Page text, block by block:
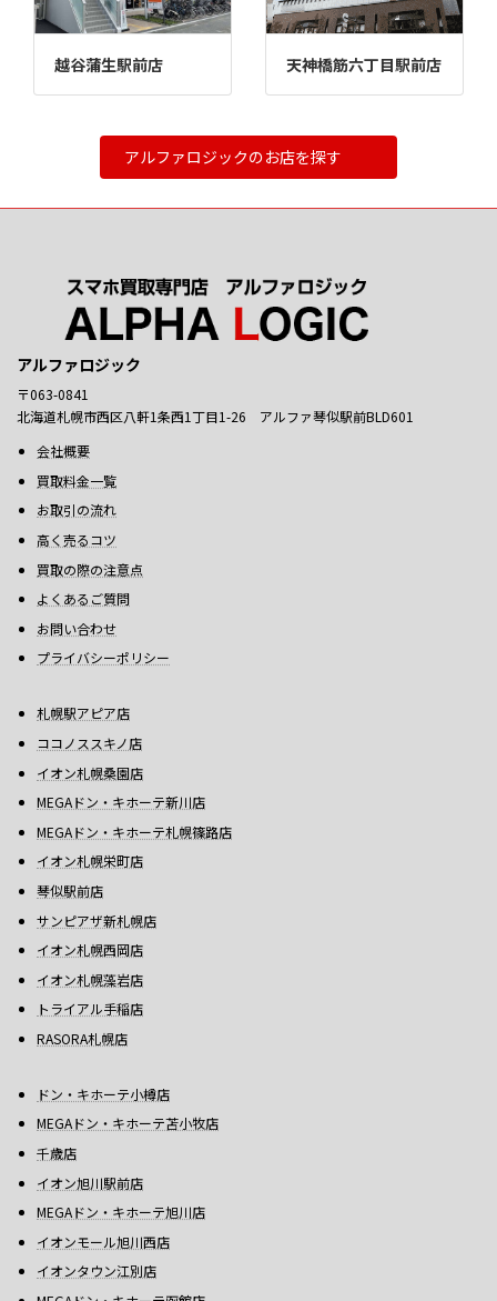
越谷蒲生駅前店 天神橋筋六丁目駅前店
アルファロジックのお店を探す
アルファロジック
〒063-0841
北海道札幌市西区八軒1条西1丁目1-26 アルファ琴似駅前BLD601
会社概要
買取料金一覧
お取引の流れ
高く売るコツ
買取の際の注意点
よくあるご質問
お問い合わせ
プライバシーポリシー
札幌駅アピア店
ココノススキノ店
イオン札幌桑園店
MEGAドン・キホーテ新川店
MEGAドン・キホーテ札幌篠路店
イオン札幌栄町店
琴似駅前店
サンピアザ新札幌店
イオン札幌西岡店
イオン札幌藻岩店
トライアル手稲店
RASORA札幌店
ドン・キホーテ小樽店
MEGAドン・キホーテ苫小牧店
千歳店
イオン旭川駅前店
MEGAドン・キホーテ旭川店
イオンモール旭川西店
イオンタウン江別店